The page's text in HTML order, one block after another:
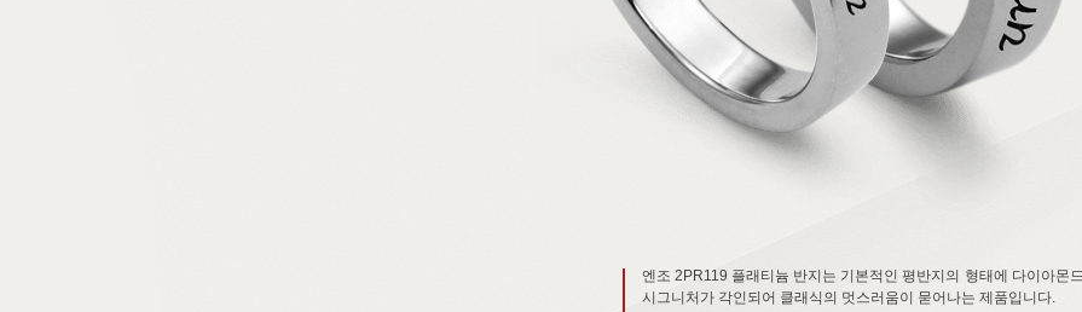
엔조 2PR119 플래티늄 반지는 기본적인 평반지의 형태에 다이아몬
시그니처가 각인되어 클래식의 멋스러움이 묻어나는 제품입니다.